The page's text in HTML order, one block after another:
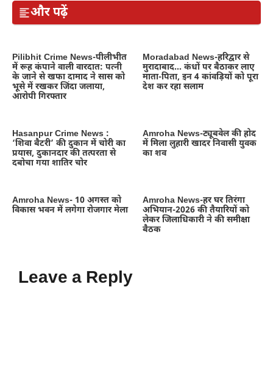
और पढ़ें
Pilibhit Crime News-पीलीभीत
में रूह कंपाने वाली वारदात: पत्नी
के जाने से खफा दामाद ने सास को
भूसे में रखकर जिंदा जलाया,
आरोपी गिरफ्तार
Moradabad News-हरिद्वार से
मुरादाबाद… कंधों पर बैठाकर लाए
माता-पिता, इन 4 कांवड़ियों को पूरा
देश कर रहा सलाम
Hasanpur Crime News :
‘शिवा बैटरी’ की दुकान में चोरी का
प्रयास, दुकानदार की तत्परता से
दबोचा गया शातिर चोर
Amroha News-ट्यूबवेल की होद
में मिला लुहारी खादर निवासी युवक
का शव
Amroha News- 10 अगस्त को
विकास भवन में लगेगा रोजगार मेला
Amroha News-हर घर तिरंगा
अभियान-2026 की तैयारियों को
लेकर जिलाधिकारी ने की समीक्षा
बैठक
Leave a Reply